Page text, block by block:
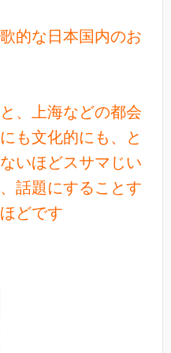
的な日本国内のお
、上海などの都会
も文化的にも、と
いほどスサマじい
話題にすることす
どです